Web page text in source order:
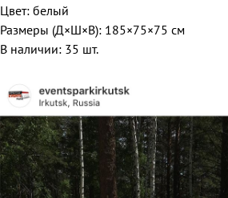
Цвет: белый
Размеры (Д×Ш×В): 185×75×75 см
В наличии: 35 шт.